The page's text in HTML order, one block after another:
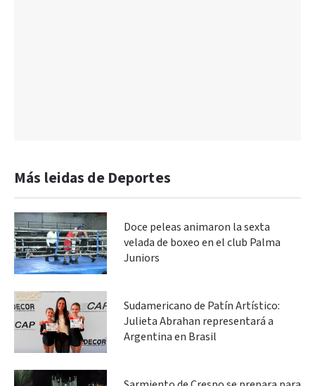
Más leidas de Deportes
Doce peleas animaron la sexta
velada de boxeo en el club Palma
Juniors
Sudamericano de Patín Artístico:
Julieta Abrahan representará a
Argentina en Brasil